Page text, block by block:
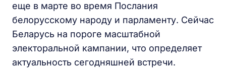
еще в марте во время Послания
белорусскому народу и парламенту. Сейчас
Беларусь на пороге масштабной
электоральной кампании, что определяет
актуальность сегодняшней встречи.